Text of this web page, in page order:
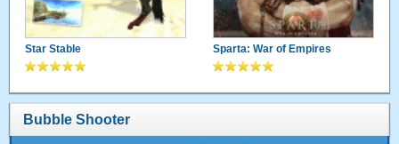
Star Stable Sparta: War of Empires
Bubble Shooter